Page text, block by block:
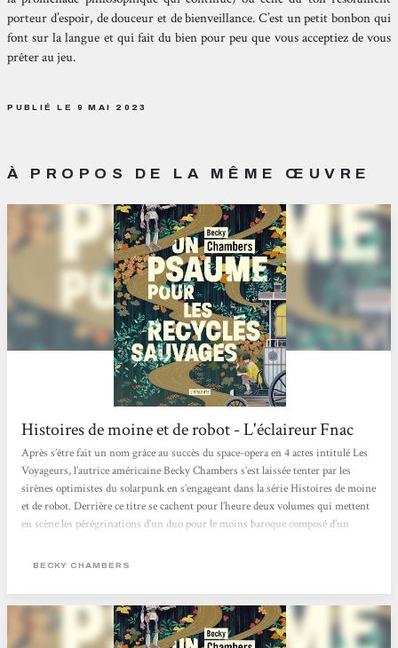
porteur d’espoir, de douceur et de bienveillance. C’est un petit bonbon qui
font sur la langue et qui fait du bien pour peu que vous acceptiez de vous
prêter au jeu.
PUBLIÉ LE 9 MAI 2023
À PROPOS DE LA MÊME ŒUVRE
Histoires de moine et de robot - L'éclaireur Fnac
Après s’être fait un nom grâce au succès du space-opera en 4 actes intitulé Les
Voyageurs, l’autrice américaine Becky Chambers s’est laissée tenter par les
sirènes optimistes du solarpunk en s’engageant dans la série Histoires de moine
et de robot. Derrière ce titre se cachent pour l’heure deux volumes qui mettent
en scène les pérégrinations d’un duo pour le moins baroque composé d’un
technologie et la nature coexistent enfin pacifiquement. Après...
BECKY CHAMBERS